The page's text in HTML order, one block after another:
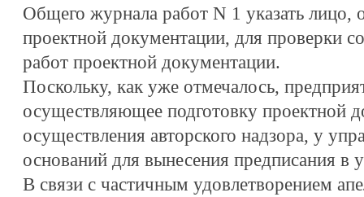
Общего журнала работ N 1 указать лицо,
проектной документации, для проверки
работ проектной документации.
Поскольку, как уже отмечалось,
осуществляющее подготовку проектной
осуществления авторского надзора, у
оснований для вынесения предписания в
В связи с частичным удовлетворением